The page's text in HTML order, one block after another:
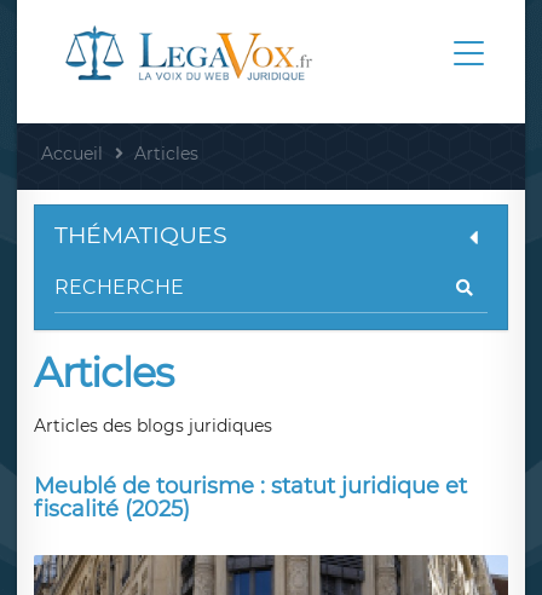
Accueil Articles
Articles
Articles des blogs juridiques
Meublé de tourisme : statut juridique et
fiscalité (2025)
THÉMATIQUES